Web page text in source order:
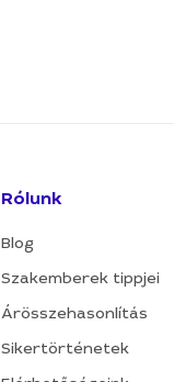
Rólunk
Blog
Szakemberek tippjei
Árösszehasonlítás
Sikertörténetek